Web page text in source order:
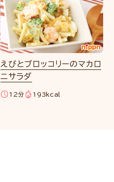
えびとブロッコリーのマカロ
ニサラダ
12分 193kcal